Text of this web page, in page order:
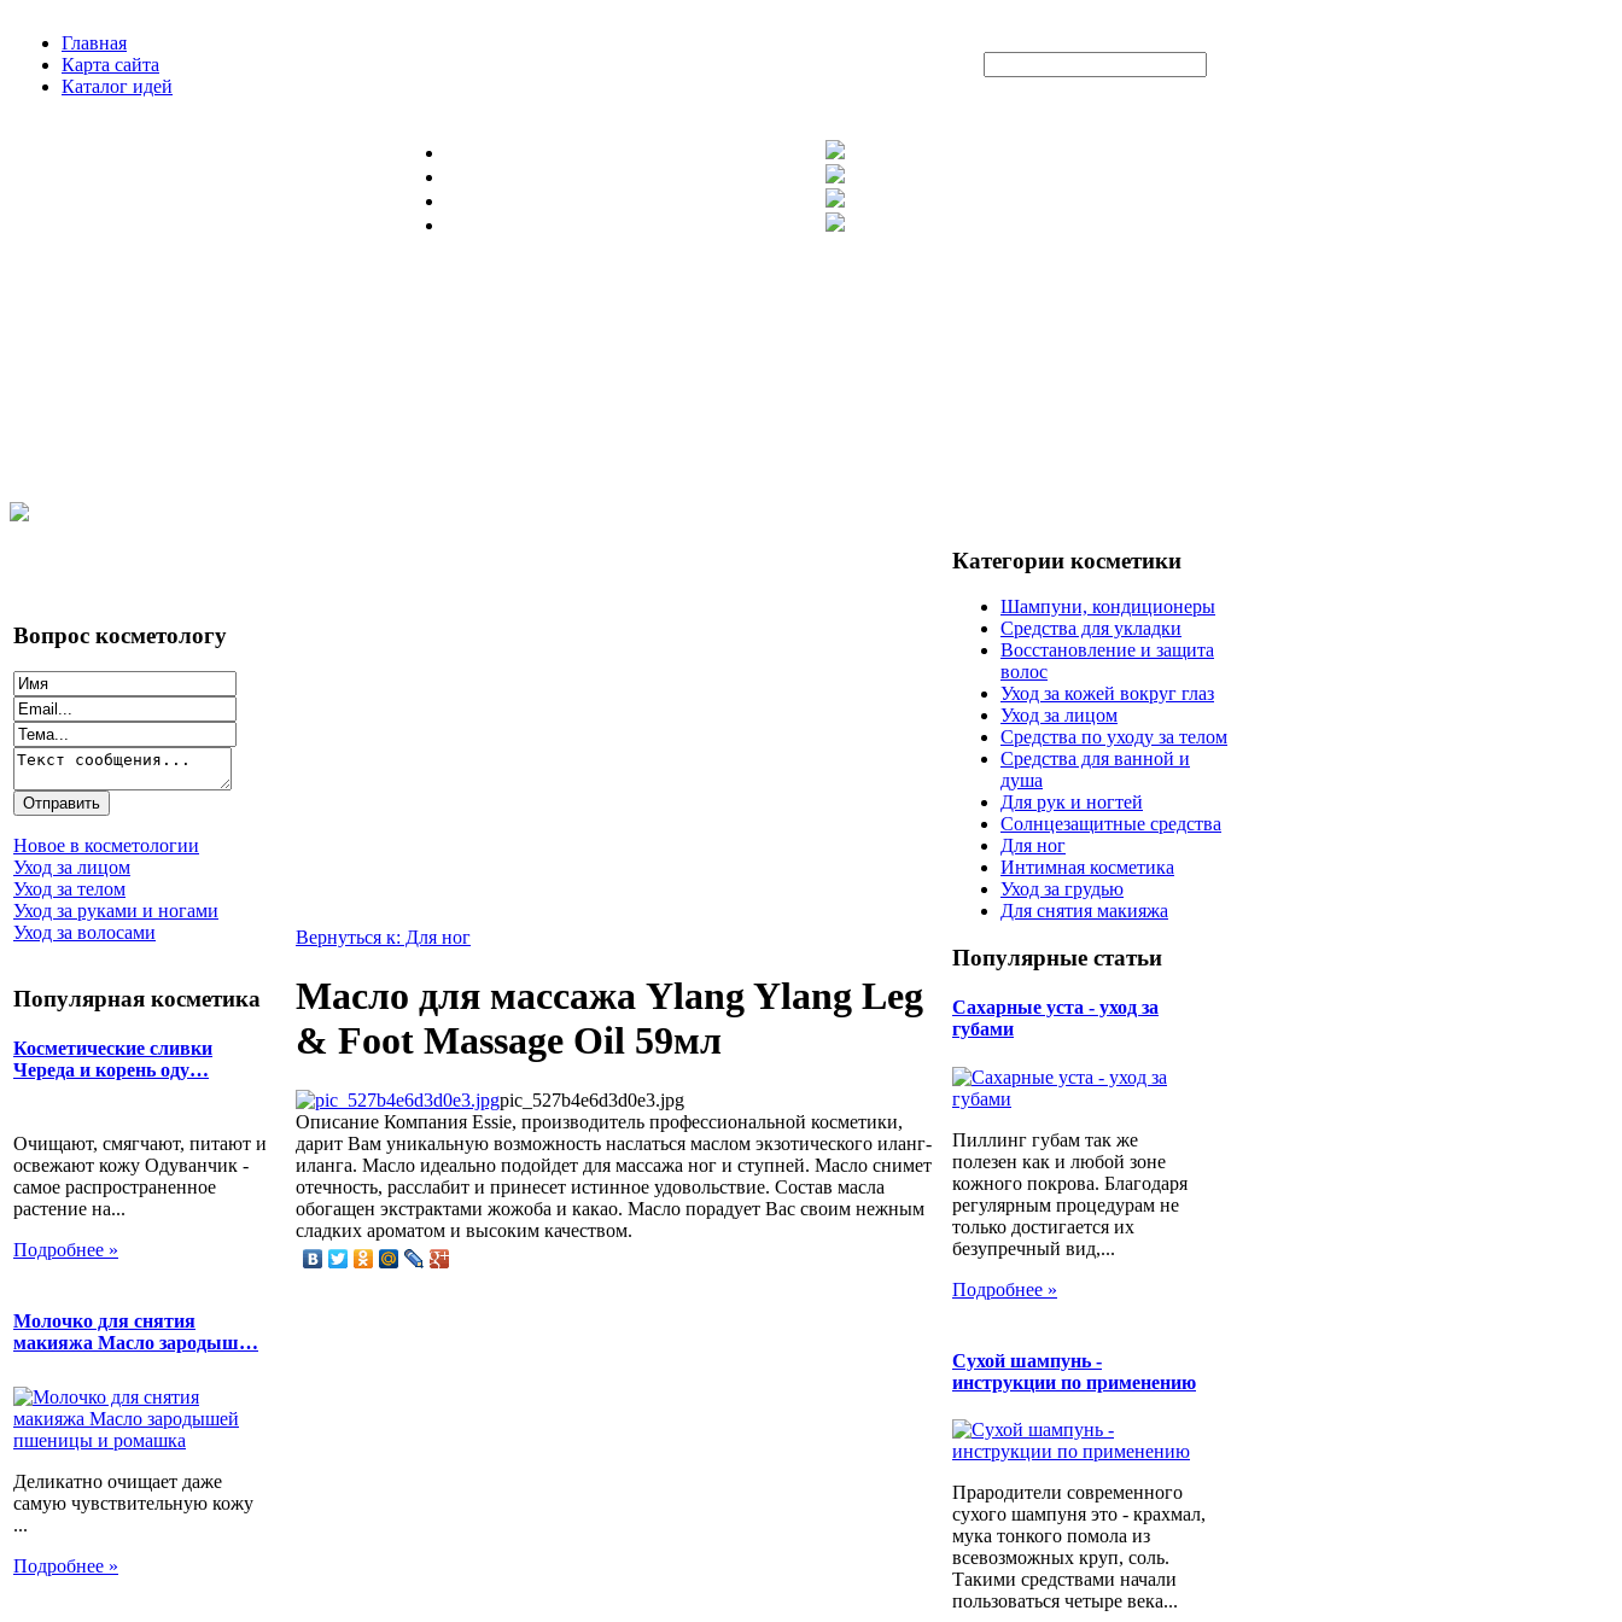
Главная
Карта сайта
Каталог идей
Вопрос косметологу
Новое в косметологии
Уход за лицом
Уход за телом
Уход за руками и ногами
Уход за волосами
Популярная косметика
Косметические сливки
Череда и корень оду…
Очищают, смягчают, питают и
освежают кожу Одуванчик -
самое распространенное
растение на...
Подробнее »
Молочко для снятия
макияжа Масло зародыш…
Деликатно очищает даже
самую чувствительную кожу
...
Подробнее »
Вернуться к: Для ног
Масло для массажа Ylang Ylang Leg
& Foot Massage Oil 59мл
pic_527b4e6d3d0e3.jpg
Описание Компания Essie, производитель профессиональной косметики,
дарит Вам уникальную возможность наслаться маслом экзотического иланг-
иланга. Масло идеально подойдет для массажа ног и ступней. Масло снимет
отечность, расслабит и принесет истинное удовольствие. Состав масла
обогащен экстрактами жожоба и какао. Масло порадует Вас своим нежным
сладких ароматом и высоким качеством.
Категории косметики
Шампуни, кондиционеры
Средства для укладки
Восстановление и защита
волос
Уход за кожей вокруг глаз
Уход за лицом
Средства по уходу за телом
Средства для ванной и
душа
Для рук и ногтей
Солнцезащитные средства
Для ног
Интимная косметика
Уход за грудью
Для снятия макияжа
Популярные статьи
Сахарные уста - уход за
губами
Пиллинг губам так же
полезен как и любой зоне
кожного покрова. Благодаря
регулярным процедурам не
только достигается их
безупречный вид,...
Подробнее »
Сухой шампунь -
инструкции по применению
Прародители современного
сухого шампуня это - крахмал,
мука тонкого помола из
всевозможных круп, соль.
Такими средствами начали
пользоваться четыре века...